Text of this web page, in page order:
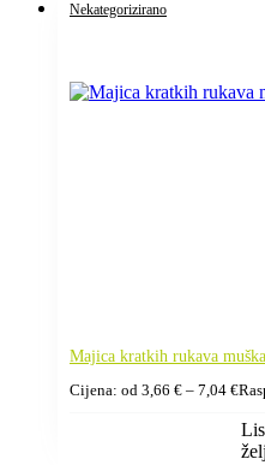
Nekategorizirano
Majica kratkih rukava
Cijena: od 3,66 € – 7,04 €